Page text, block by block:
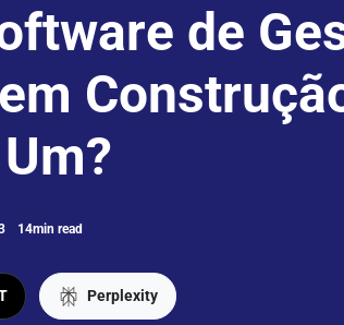
de
14min read
Perplexity